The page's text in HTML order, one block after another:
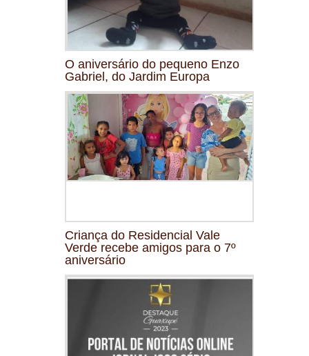
O aniversário do pequeno Enzo
Gabriel, do Jardim Europa
Criança do Residencial Vale
Verde recebe amigos para o 7º
aniversário